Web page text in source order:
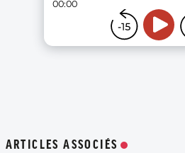
ARTICLES ASSOCIÉS